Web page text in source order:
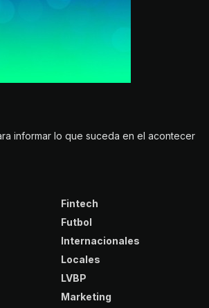
informar lo que suceda en el acontecer
Fintech
Futbol
Internacionales
Locales
LVBP
Marketing